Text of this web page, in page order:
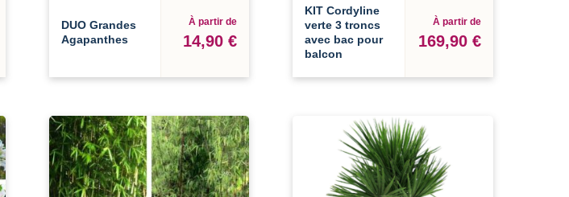
DUO Grandes
Agapanthes
À partir de
14,90 €
KIT Cordyline
verte 3 troncs
avec bac pour
balcon
À partir de
169,90 €